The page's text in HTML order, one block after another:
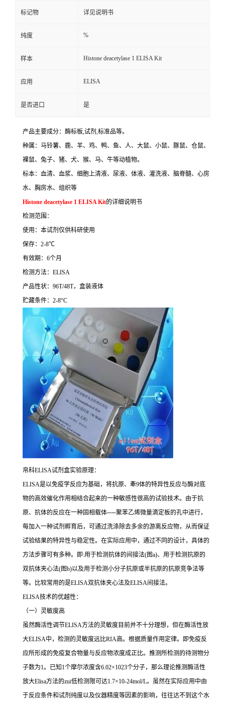
标记物 详见说明书
纯度 %
样本 Histone deacetylase 1 ELISA Kit
应用 ELISA
是否进口 是
产品主要成分：酶标板,试剂 ,标准品等。
种属：马铃薯、鹿、羊、鸡、鸭、鱼、人、大鼠、小鼠、豚鼠、仓鼠、
裸鼠、兔子、猪、犬、猴、马、牛等动植物。
标本：血清、血浆、细胞上清液、尿液、体液、灌洗液、脑脊髓、心房
水、胸房水、组织等
Histone deacetylase 1 ELISA Kit的详细说明书
检测范围：
使用：本试剂仅供科研使用
保存： 2-8℃
有效期： 6个月
检测方法： ELISA
产品性状： 96T/48T，盒装液体
贮藏条件： 2-8°C
帛科ELISA试剂盒实验原理：
ELISA是以免疫学反应为基础，将抗原、牽9体的特异性反应与酶对底
物的高效催化作用相结合起来的一种敏感性很高的试验技术。由于抗
原、抗体的反应在一种固相载体──聚苯乙烯微量滴定板的孔中进行，
每加入一种试剂孵育后，可通过洗涤除去多余的游离反应物，从而保证
试验结果的特异性与稳定性。在实际应用中，通过不同的设计，具体的
方法步骤可有多种。即:用于检测抗体的间接法(图a)、用于检测抗原的
双抗体夹心法(图b)以及用于检测小分子抗原或半抗原的抗原竞争法等
等。比较常用的是ELISA双抗体夹心法及ELISA间接法。
ELISA技术的优越性：
（一）灵敏度高
虽然酶活性调节ELISA方法的灵敏度目前并不十分理想，但在酶活性放
大ELISA中，检测的灵敏度远比RIA高。根据质量作用定律。即免疫反
应所形成的免疫复合物量与反应物浓度成正比。推测所检测的待测物分
子数为1。已知 1个摩尔浓度含6.02×1023个分子，那么理论推测酶活性
放大Elisa方法的zui低检测限可达1.7×10-24mol/L。虽然在实际应用中由
于反应条件和试剂纯度以及仪器精度等因素的影响，往往达不到这个水